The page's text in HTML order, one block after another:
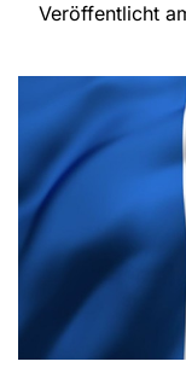
Veröffentlicht